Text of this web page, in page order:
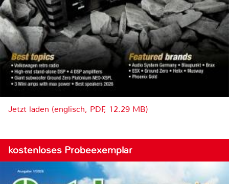
Jetzt laden (englisch, PDF, 12.29 MB)
kostenloses Probeexemplar